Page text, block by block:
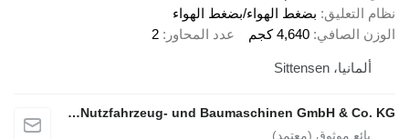
نظام التعليق بضغط الهواء/بضغط الهواء
الوزن الصافي 4,640 كجم عدد المحاور 2
ألمانيا، Sittensen
alga Nutzfahrzeug- und Baumaschinen GmbH & Co. KG